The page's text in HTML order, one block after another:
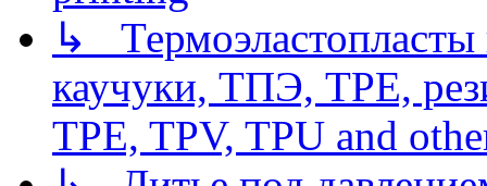
↳
каучуки, ТПЭ, TPE,
TPE, TPV, TPU and